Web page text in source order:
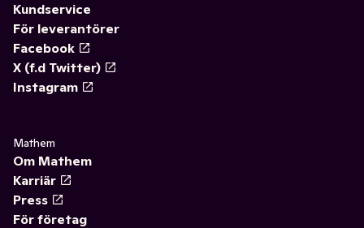
Kundservice
För leverantörer
Facebook
X (f.d Twitter)
Instagram
Mathem
Om Mathem
Karriär
Press
För företag